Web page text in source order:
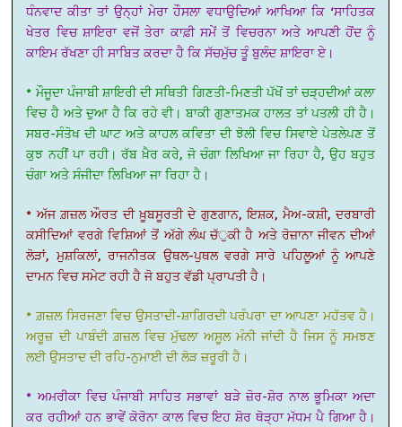
ਧੰਨਵਾਦ ਕੀਤਾ ਤਾਂ ਉਨ੍ਹਾਂ ਮੇਰਾ ਹੌਸਲਾ ਵਧਾਉਦਿਆਂ ਆਖਿਆ ਕਿ ‘ਸਾਹਿਤਕ
ਖੇਤਰ ਵਿਚ ਸ਼ਾਇਰਾ ਵਜੋਂ ਤੇਰਾ ਕਾਫ਼ੀ ਸਮੇਂ ਤੋਂ ਵਿਚਰਨਾ ਅਤੇ ਆਪਣੀ ਹੋਂਦ ਨੂੰ
ਕਾਇਮ ਰੱਖਣਾ ਹੀ ਸਾਬਿਤ ਕਰਦਾ ਹੈ ਕਿ ਸੱਚਮੁੱਚ ਤੂੰ ਬੁਲੰਦ ਸ਼ਾਇਰਾ ਏ।
* ਮੌਜੂਦਾ ਪੰਜਾਬੀ ਸ਼ਾਇਰੀ ਦੀ ਸਥਿਤੀ ਗਿਣਤੀ-ਮਿਣਤੀ ਪੱਖੋਂ ਤਾਂ ਚੜ੍ਹਦੀਆਂ ਕਲਾ
ਵਿਚ ਹੈ ਅਤੇ ਦੁਆ ਹੈ ਕਿ ਰਹੇ ਵੀ। ਬਾਕੀ ਗੁਣਾਤਮਕ ਹਾਲਤ ਤਾਂ ਪਤਲੀ ਹੀ ਹੈ।
ਸਬਰ-ਸੰਤੋਖ ਦੀ ਘਾਟ ਅਤੇ ਕਾਹਲ ਕਵਿਤਾ ਦੀ ਝੋਲੀ ਵਿਚ ਸਿਵਾਏ ਪੇਤਲੇਪਣ ਤੋਂ
ਕੁਝ ਨਹੀਂ ਪਾ ਰਹੀ। ਰੱਬ ਖ਼ੈਰ ਕਰੇ, ਜੋ ਚੰਗਾ ਲਿਖਿਆ ਜਾ ਰਿਹਾ ਹੈ, ਉਹ ਬਹੁਤ
ਚੰਗਾ ਅਤੇ ਸੰਜੀਦਾ ਲਿਖਿਆ ਜਾ ਰਿਹਾ ਹੈ।
* ਅੱਜ ਗ਼ਜ਼ਲ ਔਰਤ ਦੀ ਖ਼ੂਬਸੂਰਤੀ ਦੇ ਗੁਣਗਾਨ, ਇਸ਼ਕ, ਮੈਅ-ਕਸ਼ੀ, ਦਰਬਾਰੀ
ਕਸੀਦਿਆਂ ਵਰਗੇ ਵਿਸ਼ਿਆਂ ਤੋਂ ਅੱਗੇ ਲੰਘ ਚੱੁਕੀ ਹੈ ਅਤੇ ਰੋਜ਼ਾਨਾ ਜੀਵਨ ਦੀਆਂ
ਲੋੜਾਂ, ਮੁਸ਼ਕਿਲਾਂ, ਰਾਜਨੀਤਕ ਉਥਲ-ਪੁਥਲ ਵਰਗੇ ਸਾਰੇ ਪਹਿਲੂਆਂ ਨੂੰ ਆਪਣੇ
ਦਾਮਨ ਵਿਚ ਸਮੇਟ ਰਹੀ ਹੈ ਜੋ ਬਹੁਤ ਵੱਡੀ ਪ੍ਰਾਪਤੀ ਹੈ।
* ਗ਼ਜ਼ਲ ਸਿਰਜਣਾ ਵਿਚ ਉਸਤਾਦੀ-ਸ਼ਾਗਿਰਦੀ ਪਰੰਪਰਾ ਦਾ ਆਪਣਾ ਮਹੱਤਵ ਹੈ।
ਅਰੂਜ਼ ਦੀ ਪਾਬੰਦੀ ਗ਼ਜ਼ਲ ਵਿਚ ਮੁੱਢਲਾ ਅਸੂਲ ਮੰਨੀ ਜਾਂਦੀ ਹੈ ਜਿਸ ਨੂੰ ਸਮਝਣ
ਲਈ ਉਸਤਾਦ ਦੀ ਰਹਿ-ਨੁਮਾਈ ਦੀ ਲੋੜ ਜ਼ਰੂਰੀ ਹੈ।
* ਅਮਰੀਕਾ ਵਿਚ ਪੰਜਾਬੀ ਸਾਹਿਤ ਸਭਾਵਾਂ ਬੜੇ ਜ਼ੋਰ-ਸ਼ੋਰ ਨਾਲ ਭੂਮਿਕਾ ਅਦਾ
ਕਰ ਰਹੀਆਂ ਹਨ ਭਾਵੇਂ ਕੋਰੋਨਾ ਕਾਲ ਵਿਚ ਇਹ ਸ਼ੋਰ ਥੋੜ੍ਹਾ ਮੱਧਮ ਪੈ ਗਿਆ ਹੈ।